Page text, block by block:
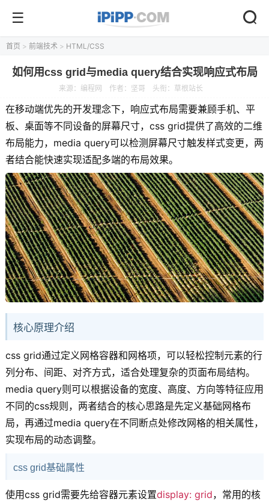
首页 > 前端技术 > HTML/CSS
如何用css grid与media query结合实现响应式布局
来源： 编程网 作者：坚哥 头衔：草根站长
在移动端优先的开发理念下，响应式布局需要兼顾手机、平
板、桌面等不同设备的屏幕尺寸，css grid提供了高效的二维
布局能力，media query可以检测屏幕尺寸触发样式变更，两
者结合能快速实现适配多端的布局效果。
核心原理介绍
css grid通过定义网格容器和网格项，可以轻松控制元素的行
列分布、间距、对齐方式，适合处理复杂的页面布局结构。
media query则可以根据设备的宽度、高度、方向等特征应用
不同的css规则，两者结合的核心思路是先定义基础网格布
局，再通过media query在不同断点处修改网格的相关属性，
实现布局的动态调整。
css grid基础属性
使用css grid需要先给容器元素设置display: grid，常用的核